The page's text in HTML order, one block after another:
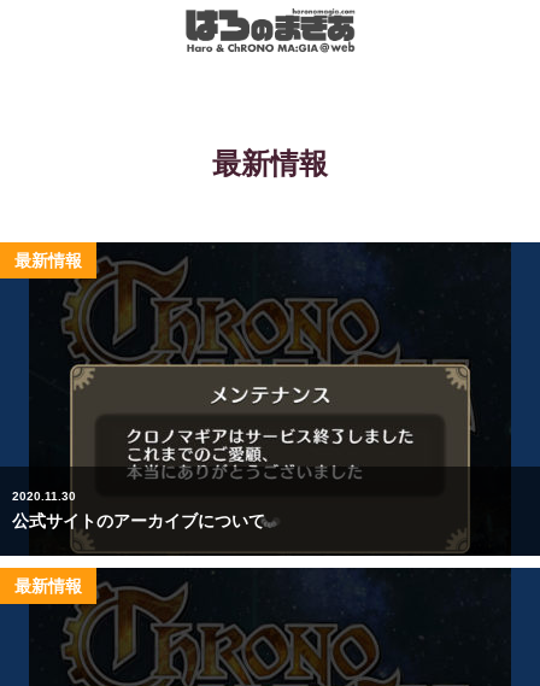
最新情報
最新情報
2020.11.30
公式サイトのアーカイブについて
最新情報